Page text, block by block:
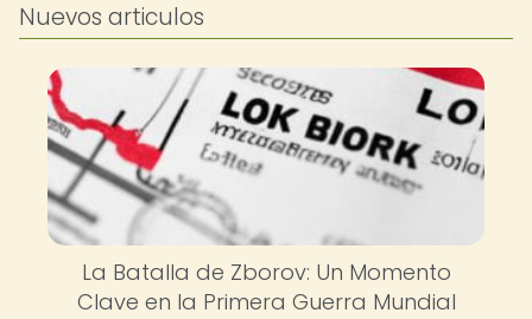
Nuevos articulos
La Batalla de Zborov: Un Momento
Clave en la Primera Guerra Mundial